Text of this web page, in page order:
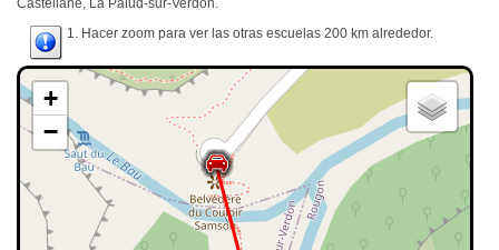
Castellane, La Palud-sur-Verdon.
1. Hacer zoom para ver las otras escuelas 200 km alrededor.
+
−